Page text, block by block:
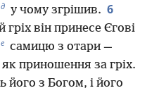
д у чому згрішив. 6
він принесе Єгові
е самицю з отари —
приношення за гріх.
його з Богом, і його